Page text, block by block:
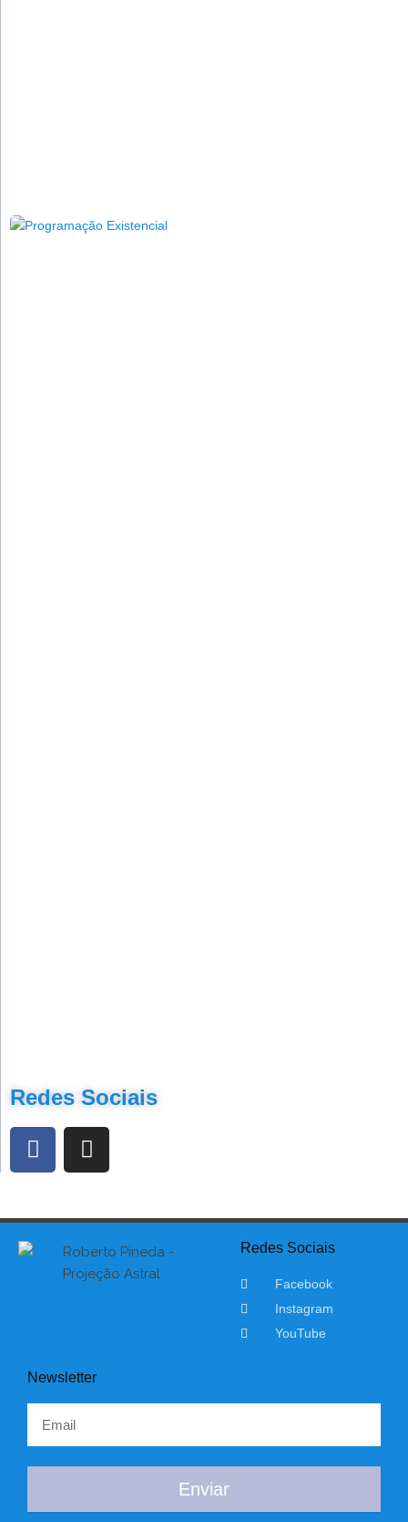
Redes Sociais
Redes Sociais
Facebook
Instagram
YouTube
Newsletter
Enviar